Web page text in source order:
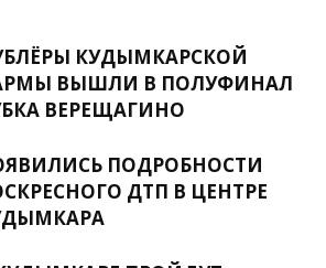
КУДЫМКАРСКОЙ
ВЫШЛИ В ПОЛУФИНАЛ
ВЕРЕЩАГИНО
ПОДРОБНОСТИ
ДТП В ЦЕНТРЕ